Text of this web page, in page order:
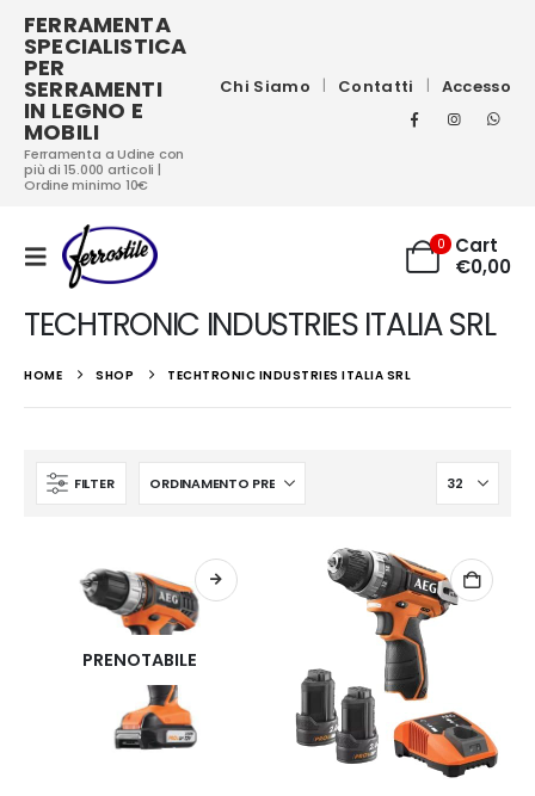
FERRAMENTA
SPECIALISTICA
PER
SERRAMENTI
IN LEGNO E
MOBILI
Ferramenta a Udine con
più di 15.000 articoli |
Ordine minimo 10€
Chi Siamo Contatti Accesso
0
Cart
€0,00
TECHTRONIC INDUSTRIES ITALIA SRL
HOME SHOP TECHTRONIC INDUSTRIES ITALIA SRL
FILTER
PRENOTABILE